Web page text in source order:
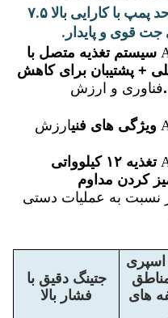
پمپ آب یکپارچه با فشار بالا: واحد پمپ با کارایی بالا ۷.۵
قوی و پایدار.
سیستم تغذیه متصل با
+ پشتیبان برای کاهش
فناوری و ارزش
ویژگی های فنیارزش
تغذیه ۱۲ کیلوواتی
→ تمیز کردن مداوم
نسبت به عملیات دستی
اسپری
های
جتینگ دقیق با
فشار بالا